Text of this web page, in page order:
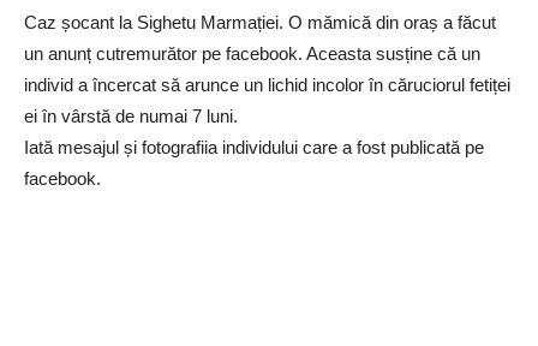
Caz șocant la Sighetu Marmației. O mămică din oraș a făcut
un anunț cutremurător pe facebook. Aceasta susține că un
individ a încercat să arunce un lichid incolor în căruciorul fetiței
ei în vârstă de numai 7 luni.
Iată mesajul și fotografiia individului care a fost publicată pe
facebook.